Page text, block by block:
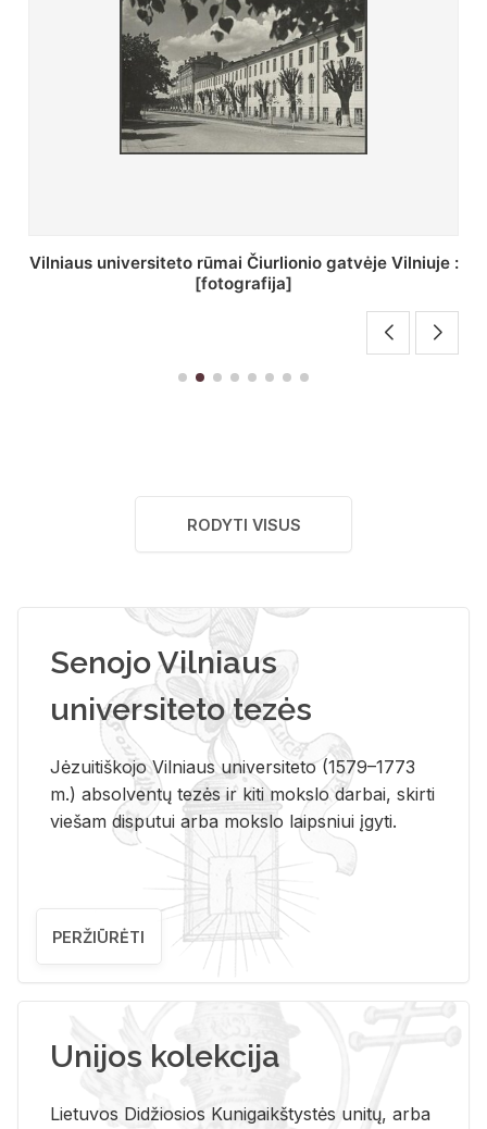
St. Batoro universiteto J. Pilsudskio kolegija :
[fotografija]
RODYTI VISUS
Senojo Vilniaus
universiteto tezės
Jėzuitiškojo Vilniaus universiteto (1579–1773
m.) absolventų tezės ir kiti mokslo darbai, skirti
viešam disputui arba mokslo laipsniui įgyti.
PERŽIŪRĖTI
Unijos kolekcija
Lietuvos Didžiosios Kunigaikštystės unitų, arba